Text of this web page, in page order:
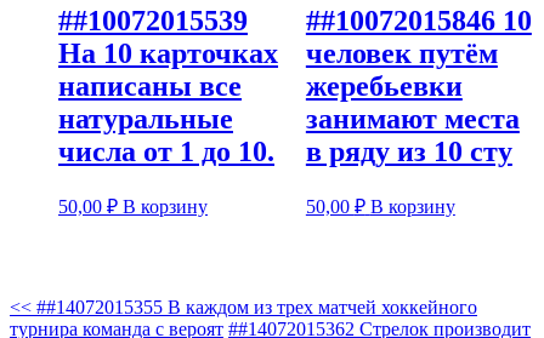
##10072015539
На 10 карточках
написаны все
натуральные
числа от 1 до 10.
50,00 ₽ В корзину
##10072015846 10
человек путём
жеребьевки
занимают места
в ряду из 10 сту
50,00 ₽ В корзину
<< ##14072015355 В каждом из трех матчей хоккейного
турнира команда с вероят ##14072015362 Стрелок производит